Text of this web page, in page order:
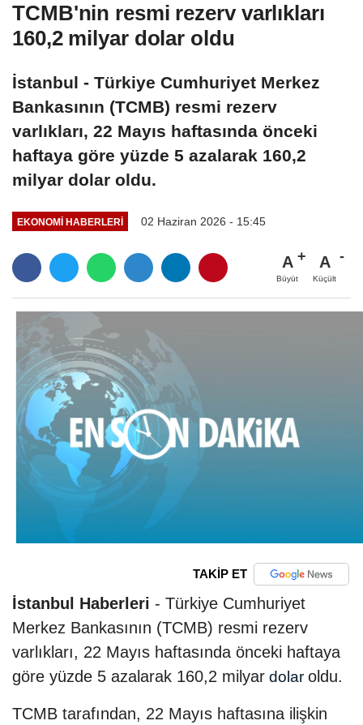
TCMB'nin resmi rezerv varlıkları
160,2 milyar dolar oldu
İstanbul - Türkiye Cumhuriyet Merkez
Bankasının (TCMB) resmi rezerv
varlıkları, 22 Mayıs haftasında önceki
haftaya göre yüzde 5 azalarak 160,2
milyar dolar oldu.
EKONOMI HABERLERI 02 Haziran 2026 - 15:45
A
Büyüt
A
Küçült
TAKİP ET
İstanbul Haberleri - Türkiye Cumhuriyet
Merkez Bankasının (TCMB) resmi rezerv
varlıkları, 22 Mayıs haftasında önceki haftaya
göre yüzde 5 azalarak 160,2 milyar dolar oldu.
TCMB tarafından, 22 Mayıs haftasına ilişkin